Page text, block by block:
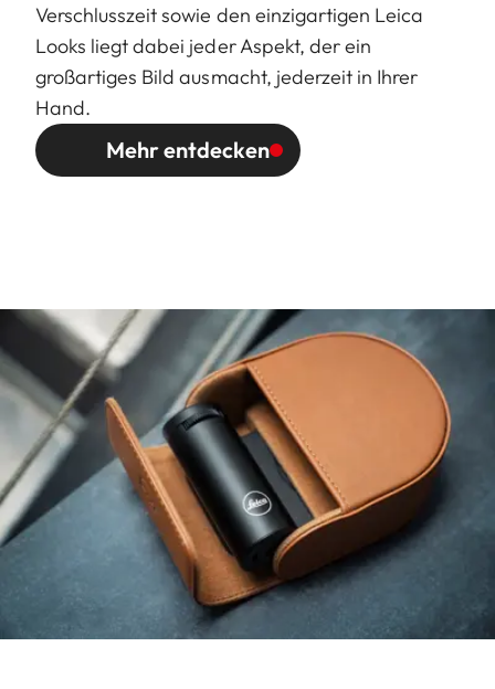
Verschlusszeit sowie den einzigartigen Leica
Looks liegt dabei jeder Aspekt, der ein
großartiges Bild ausmacht, jederzeit in Ihrer
Hand.
Mehr entdecken